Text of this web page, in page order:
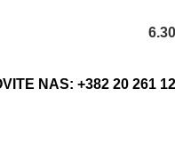
6.30
NAS: +382 20 261